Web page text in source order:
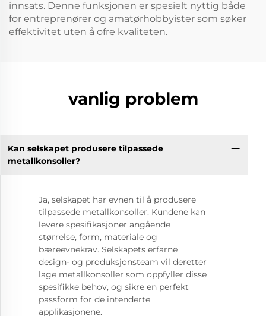
innsats. Denne funksjonen er spesielt nyttig både
for entreprenører og amatørhobbyister som søker
effektivitet uten å ofre kvaliteten.
vanlig problem
Kan selskapet produsere tilpassede
metallkonsoller?
Ja, selskapet har evnen til å produsere
tilpassede metallkonsoller. Kundene kan
levere spesifikasjoner angående
størrelse, form, materiale og
bæreevnekrav. Selskapets erfarne
design- og produksjonsteam vil deretter
lage metallkonsoller som oppfyller disse
spesifikke behov, og sikre en perfekt
passform for de intenderte
applikasjonene.